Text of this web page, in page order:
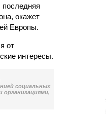
окажет
Европы.
от
интересы.
социальных
организациями,